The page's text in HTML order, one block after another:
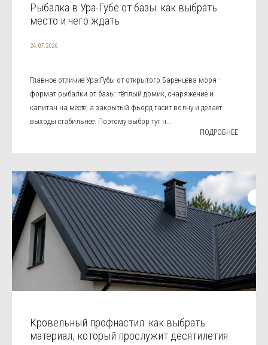
Рыбалка в Ура-Губе от базы: как выбрать
место и чего ждать
24.07.2026
Главное отличие Ура-Губы от открытого Баренцева моря -
формат рыбалки от базы: тёплый домик, снаряжение и
капитан на месте, а закрытый фьорд гасит волну и делает
выходы стабильнее. Поэтому выбор тут н...
ПОДРОБНЕЕ
Кровельный профнастил: как выбрать
материал, который прослужит десятилетия